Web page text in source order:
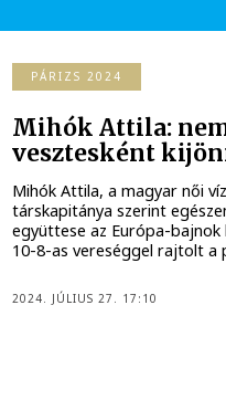
PÁRIZS 2024
Mihók Attila:
vesztesként
Mihók Attila, a magyar női
társkapitánya szerint
együttese az Európa-
10-8-as vereséggel rajtolt a
2024. JÚLIUS 27. 17:10